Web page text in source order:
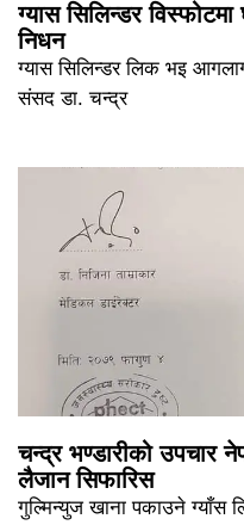
ग्यास सिलिन्डर
निधन
ग्यास सिलिन्डर लिक भइ
संसद डा. चन्द्र
चन्द्र भण्डारीको उपचार
लैजान सिफारिस
गुल्मिन्युज खाना पकाउने ग्याँस